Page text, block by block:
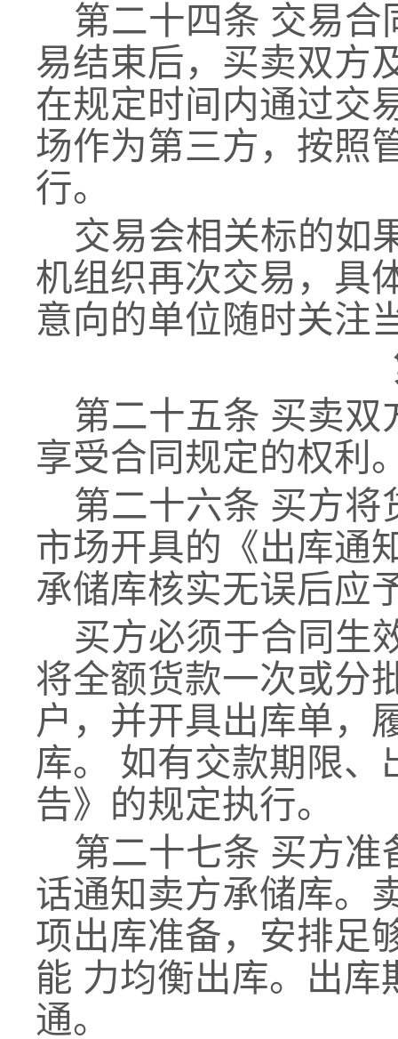
第二十四条 交易合
易结束后，买卖双方
在规定时间内通过交
场作为第三方，按照
行。
交易会相关标的如
机组织再次交易，具
意向的单位随时关注
第二十五条 买卖双
享受合同规定的权利
第二十六条 买方将
市场开具的《出库通
承储库核实无误后应
买方必须于合同生
将全额货款一次或分
户 ， 并开具出库单，
库。 如有交款期限、
告》的规定执行。
第二十七条 买方准
话通知卖方承储库。
项出库准备，安排足
能 力均衡出库。出
通。